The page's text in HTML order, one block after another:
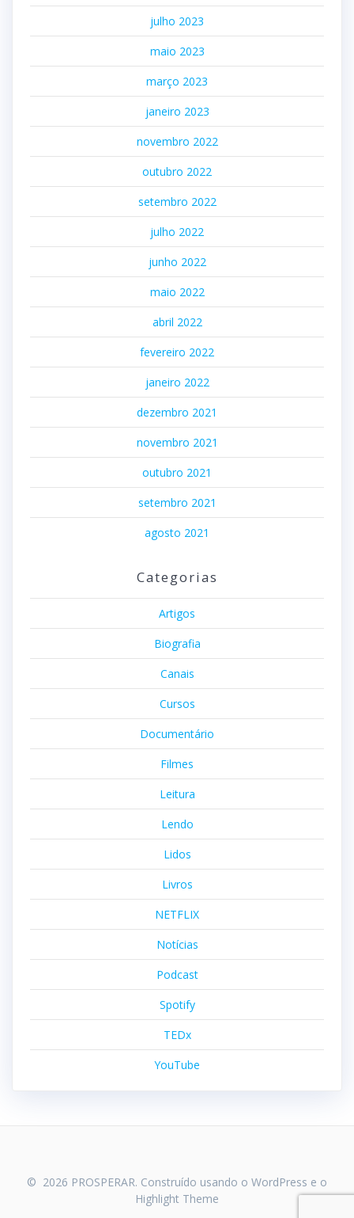
julho 2023
maio 2023
março 2023
janeiro 2023
novembro 2022
outubro 2022
setembro 2022
julho 2022
junho 2022
maio 2022
abril 2022
fevereiro 2022
janeiro 2022
dezembro 2021
novembro 2021
outubro 2021
setembro 2021
agosto 2021
Categorias
Artigos
Biografia
Canais
Cursos
Documentário
Filmes
Leitura
Lendo
Lidos
Livros
NETFLIX
Notícias
Podcast
Spotify
TEDx
YouTube
© 2026 PROSPERAR. Construído usando o WordPress e o
Highlight Theme